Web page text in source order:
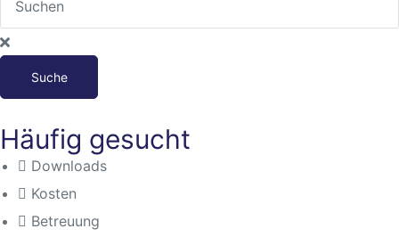
Suche
Häufig gesucht
Downloads
Kosten
Betreuung